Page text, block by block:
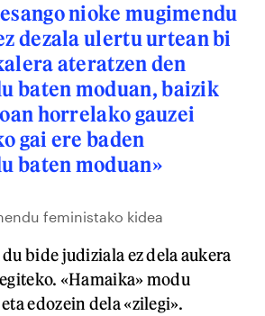
nioke mugimendu
dezala ulertu urtean bi
ateratzen den
baten moduan, baizik
horrelako gauzei
gai ere baden
baten moduan»
feministako kidea
bide judiziala ez dela aukera
«Hamaika» modu
edozein dela «zilegi».